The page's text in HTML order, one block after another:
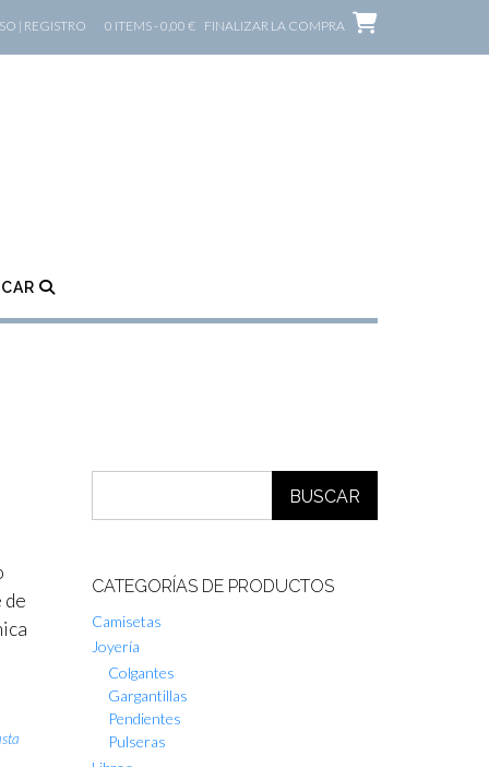
| REGISTRO 0 ITEMS - 0,00 € FINALIZAR LA COMPRA
de
BUSCAR
CATEGORÍAS DE PRODUCTOS
Camisetas
Joyería
Colgantes
Gargantillas
Pendientes
Pulseras